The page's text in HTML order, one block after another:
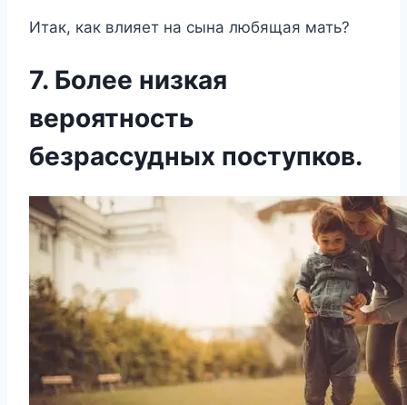
Итак, как влияет на сына любящая мать?
7. Более низкая
вероятность
безрассудных поступков.